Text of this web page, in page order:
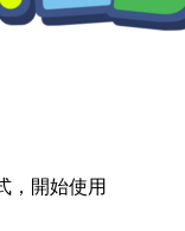
，開始使用